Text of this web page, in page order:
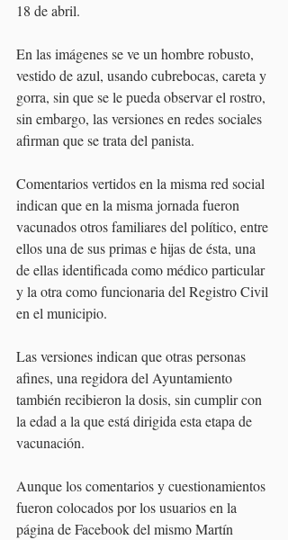
18 de abril.
En las imágenes se ve un hombre robusto,
vestido de azul, usando cubrebocas, careta y
gorra, sin que se le pueda observar el rostro,
sin embargo, las versiones en redes sociales
afirman que se trata del panista.
Comentarios vertidos en la misma red social
indican que en la misma jornada fueron
vacunados otros familiares del político, entre
ellos una de sus primas e hijas de ésta, una
de ellas identificada como médico particular
y la otra como funcionaria del Registro Civil
en el municipio.
Las versiones indican que otras personas
afines, una regidora del Ayuntamiento
también recibieron la dosis, sin cumplir con
la edad a la que está dirigida esta etapa de
vacunación.
Aunque los comentarios y cuestionamientos
fueron colocados por los usuarios en la
página de Facebook del mismo Martín